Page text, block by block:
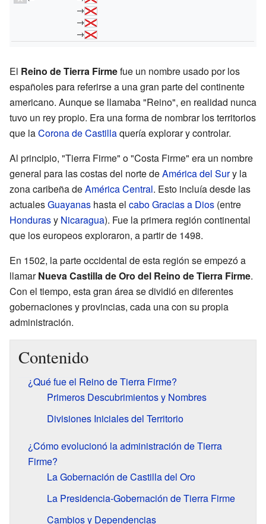
→
→
→
El Reino de Tierra Firmefue un nombre usado por los
españoles para referirse a una gran parte del continente
americano. Aunque se llamaba "Reino", en realidad nunca
tuvo un rey propio. Era una forma de nombrar los territorios
que laCorona de Castillaquería explorar y controlar.
Al principio, "Tierra Firme" o "Costa Firme" era un nombre
general para las costas del norte deAmérica del Sury la
zona caribeña deAmérica Central. Esto incluía desde las
actualesGuayanas hasta el cabo Gracias a Dios (entre
Hondurasy Nicaragua). Fue la primera región continental
que los europeos exploraron, a partir de 1498.
En 1502, la parte occidental de esta región se empezó a
llamarNueva Castilla de Oro del Reino de Tierra Firme.
Con el tiempo, esta gran área se dividió en diferentes
gobernaciones y provincias, cada una con su propia
administración.
Contenido
¿Qué fue el Reino de Tierra Firme?
Primeros Descubrimientos y Nombres
Divisiones Iniciales del Territorio
¿Cómo evolucionó la administración de Tierra
Firme?
La Gobernación de Castilla del Oro
La Presidencia-Gobernación de Tierra Firme
Cambios y Dependencias